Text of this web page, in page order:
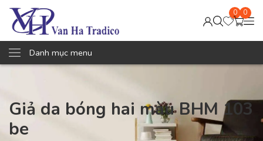
0 0
Danh mục menu
Giả da bóng hai màu BHM 103
be